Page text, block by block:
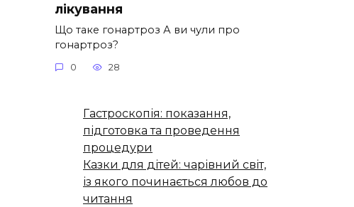
лікування
Що таке гонартроз А ви чули про
гонартроз?
0 28
Гастроскопія: показання,
підготовка та проведення
процедури
Казки для дітей: чарівний світ,
із якого починається любов до
читання